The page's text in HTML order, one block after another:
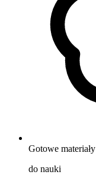
Gotowe materiały
do nauki